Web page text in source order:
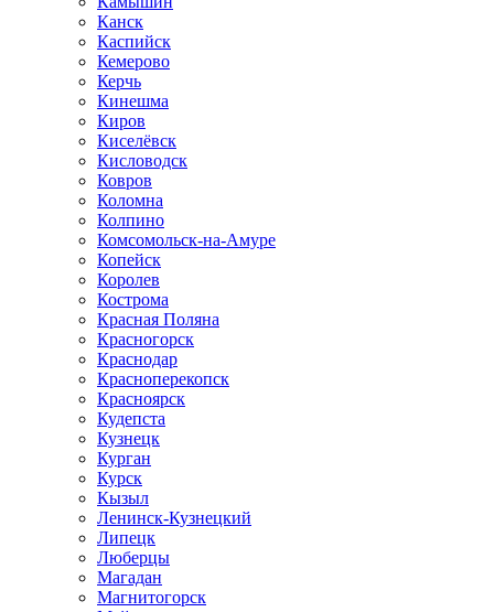
Канск
Каспийск
Кемерово
Керчь
Кинешма
Киров
Киселёвск
Кисловодск
Ковров
Коломна
Колпино
Комсомольск-на-Амуре
Копейск
Королев
Кострома
Красная Поляна
Красногорск
Краснодар
Красноперекопск
Красноярск
Кудепста
Кузнецк
Курган
Курск
Кызыл
Ленинск-Кузнецкий
Липецк
Люберцы
Магадан
Магнитогорск